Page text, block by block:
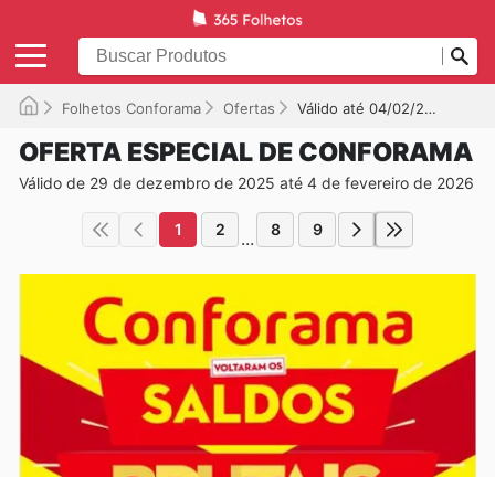
Folhetos Conforama Ofertas Válido até 04/02/2026
OFERTA ESPECIAL DE CONFORAMA
Válido de 29 de dezembro de 2025 até 4 de fevereiro de 2026
1 2 ... 8 9